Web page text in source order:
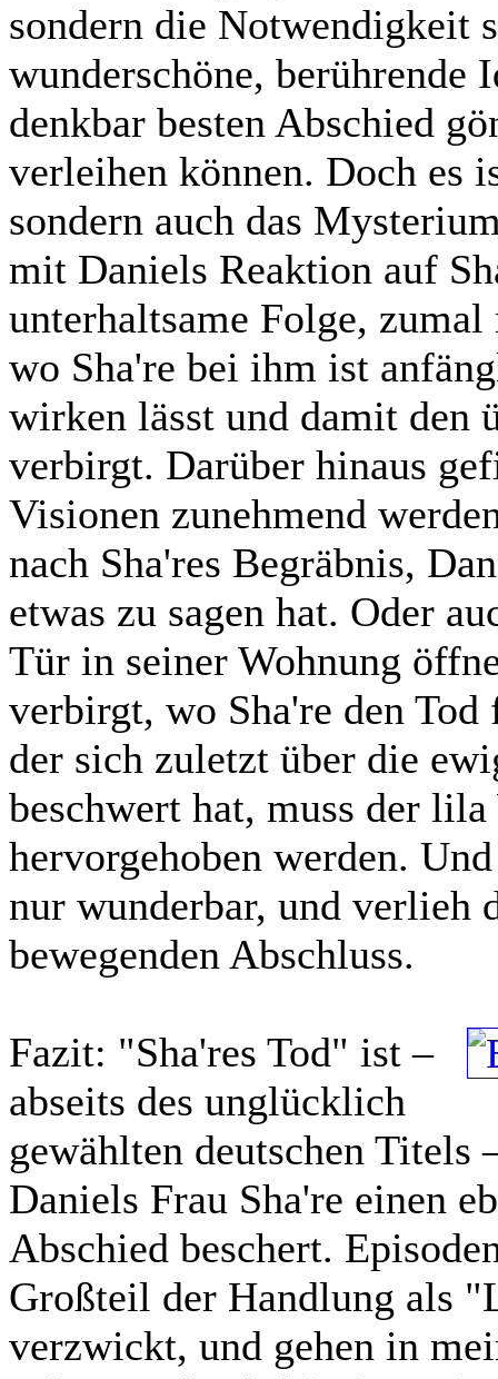
sondern die Notwendigkeit
wunderschöne, berührende
denkbar besten Abschied
verleihen können. Doch es
sondern auch das
mit Daniels Reaktion auf
unterhaltsame Folge,
wo Sha're bei ihm ist
wirken lässt und damit den
verbirgt. Darüber hinaus
Visionen zunehmend
nach Sha'res Begräbnis,
etwas zu sagen hat. Oder
Tür in seiner Wohnung
verbirgt, wo Sha're den
der sich zuletzt über die
beschwert hat, muss der
hervorgehoben werden.
nur wunderbar, und verlieh
bewegenden Abschluss.
Fazit: "Sha'res Tod" ist –
abseits des unglücklich
gewählten deutschen Titels
Daniels Frau Sha're einen
Abschied beschert.
Großteil der Handlung als
verzwickt, und gehen in